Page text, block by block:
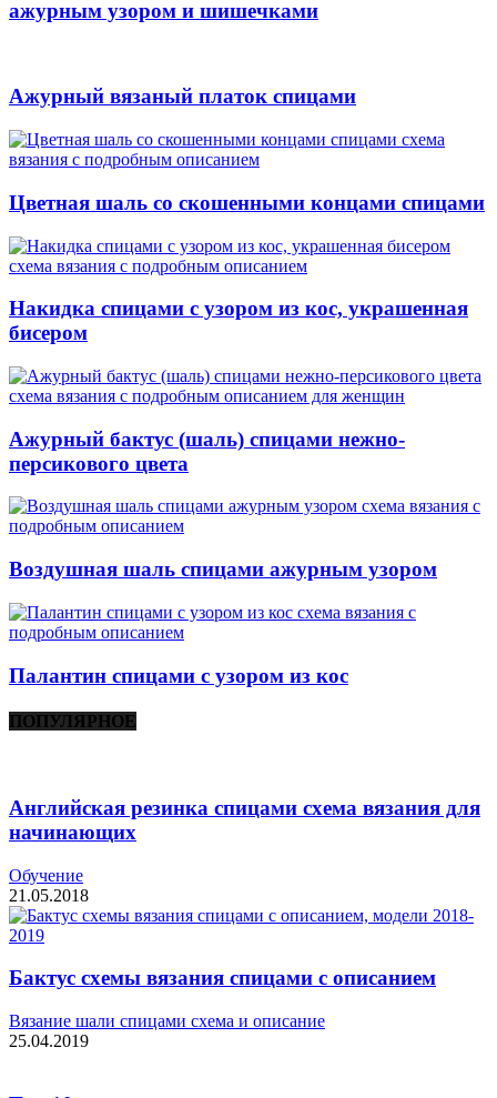
ажурным узором и шишечками
Ажурный вязаный платок спицами
Цветная шаль со скошенными концами спицами
Накидка спицами с узором из кос, украшенная
бисером
Ажурный бактус (шаль) спицами нежно-
персикового цвета
Воздушная шаль спицами ажурным узором
Палантин спицами с узором из кос
ПОПУЛЯРНОЕ
Английская резинка спицами схема вязания для
начинающих
Обучение
21.05.2018
Бактус схемы вязания спицами с описанием
Вязание шали спицами схема и описание
25.04.2019